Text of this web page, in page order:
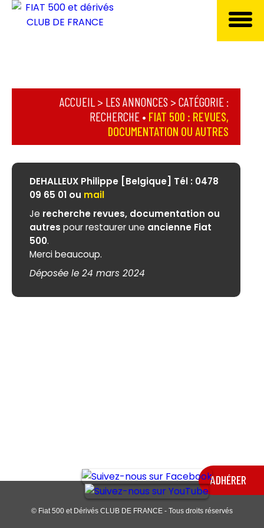
ACCUEIL > LES ANNONCES > CATÉGORIE :
RECHERCHE • FIAT 500 : REVUES,
DOCUMENTATION OU AUTRES
DEHALLEUX Philippe [Belgique] Tél : 0478
09 65 01 ou mail
Je recherche revues, documentation ou
autres pour restaurer une ancienne Fiat
500.
Merci beaucoup.
Déposée le 24 mars 2024
ADHÉRER
© Fiat 500 et Dérivés CLUB DE FRANCE - Tous droits réservés